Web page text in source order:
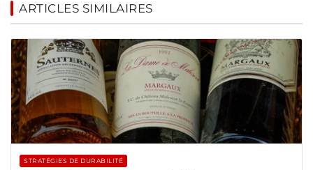
ARTICLES SIMILAIRES
STRATÉGIES DE DURABILITÉ